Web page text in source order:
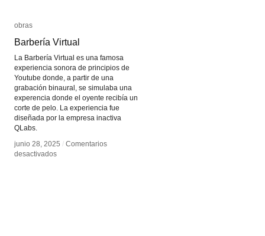
obras
Barbería Virtual
La Barbería Virtual es una famosa
experiencia sonora de principios de
Youtube donde, a partir de una
grabación binaural, se simulaba una
experencia donde el oyente recibía un
corte de pelo. La experiencia fue
diseñada por la empresa inactiva
QLabs.
junio 28, 2025 / Comentarios
desactivadosen
obras
Barbería Virtual
junio 28, 2025 / Comentarios
desactivadosen